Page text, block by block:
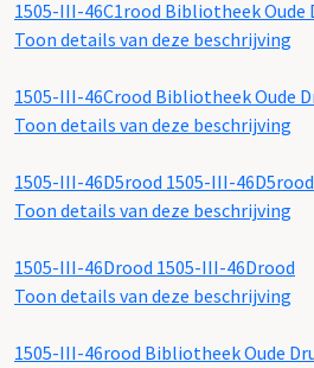
1505-III-46C1rood Bibliotheek Oude
Toon details van deze beschrijving
1505-III-46Crood Bibliotheek Oude
Toon details van deze beschrijving
1505-III-46D5rood 1505-III-46D5rood
Toon details van deze beschrijving
1505-III-46Drood 1505-III-46Drood
Toon details van deze beschrijving
1505-III-46rood Bibliotheek Oude